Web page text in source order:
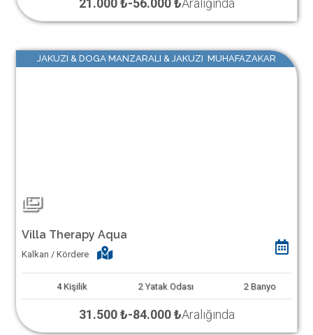
21.000 ₺-56.000 ₺Aralığında
JAKUZI & DOGA MANZARALI & JAKUZI MUHAFAZAKAR
Villa Therapy Aqua
Kalkan / Kördere
4 Kişilik 2 Yatak Odası 2 Banyo
31.500 ₺-84.000 ₺Aralığında